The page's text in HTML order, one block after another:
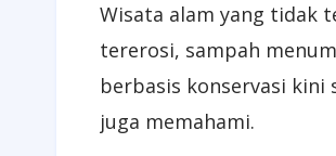
Wisata alam yang tidak
tererosi, sampah
berbasis konservasi
juga memahami.